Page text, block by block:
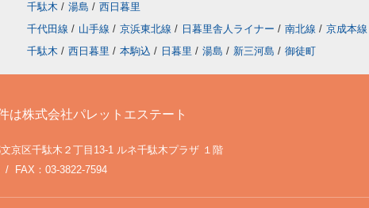
千駄木 / 湯島 / 西日暮里
千代田線 / 山手線 / 京浜東北線 / 日暮里舎人ライナー / 南北線 / 京成本線
千駄木 / 西日暮里 / 本駒込 / 日暮里 / 湯島 / 新三河島 / 御徒町
は株式会社パレットエステート
京区千駄木２丁目13-1 ルネ千駄木プラザ １階
/ FAX：03-3822-7594